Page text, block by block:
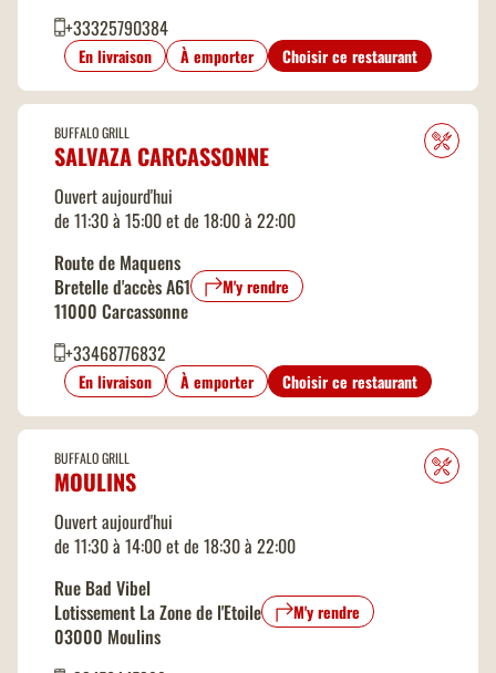
+33325790384
En livraison À emporter Choisir ce restaurant
BUFFALO GRILL
SALVAZA CARCASSONNE
Ouvert aujourd'hui
de 11:30 à 15:00 et de 18:00 à 22:00
Route de Maquens
Bretelle d'accès A61
11000 Carcassonne
M'y rendre
+33468776832
En livraison À emporter Choisir ce restaurant
BUFFALO GRILL
MOULINS
Ouvert aujourd'hui
de 11:30 à 14:00 et de 18:30 à 22:00
Rue Bad Vibel
Lotissement La Zone de l'Etoile
03000 Moulins
M'y rendre